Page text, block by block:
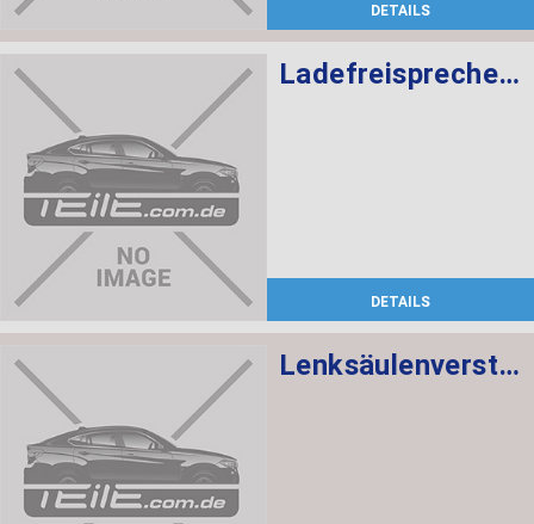
DETAILS
Ladefreisprechelektronik High
DETAILS
Lenksäulenverstellung mechanisch